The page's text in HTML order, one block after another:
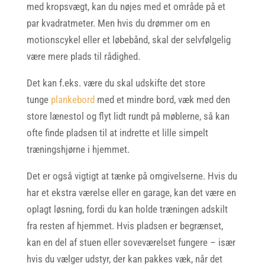
med kropsvægt, kan du nøjes med et område på et
par kvadratmeter. Men hvis du drømmer om en
motionscykel eller et løbebånd, skal der selvfølgelig
være mere plads til rådighed.
Det kan f.eks. være du skal udskifte det store
tunge plankebord med et mindre bord, væk med den
store lænestol og flyt lidt rundt på møblerne, så kan
ofte finde pladsen til at indrette et lille simpelt
træningshjørne i hjemmet.
Det er også vigtigt at tænke på omgivelserne. Hvis du
har et ekstra værelse eller en garage, kan det være en
oplagt løsning, fordi du kan holde træningen adskilt
fra resten af hjemmet. Hvis pladsen er begrænset,
kan en del af stuen eller soveværelset fungere – især
hvis du vælger udstyr, der kan pakkes væk, når det